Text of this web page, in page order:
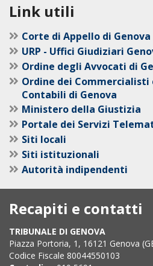
Link utili
Corte di Appello di Genova
URP - Uffici Giudiziari
Ordine degli Avvocati di
Ordine dei Commercialisti
Contabili di Genova
Ministero della Giustizia
Portale dei Servizi
Siti locali
Siti istituzionali
Autorità indipendenti
Recapiti e contatti
TRIBUNALE DI GENOVA
Piazza Portoria, 1, 16121 Genova
Codice Fiscale 80044550103